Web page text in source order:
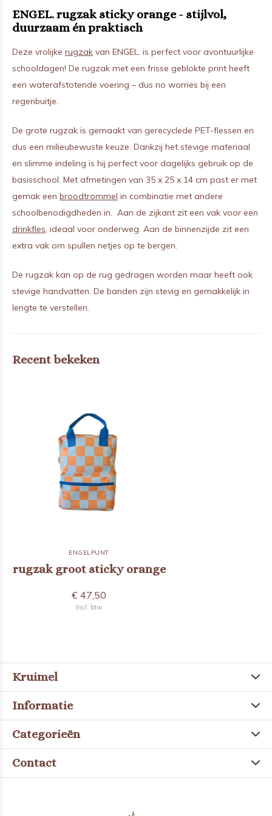
ENGEL. rugzak sticky orange - stijlvol,
duurzaam én praktisch
Deze vrolijke rugzak van ENGEL. is perfect voor avontuurlijke
schooldagen! De rugzak met een frisse geblokte print heeft
een waterafstotende voering – dus no worries bij een
regenbuitje.
De grote rugzak is gemaakt van gerecyclede PET-flessen en
dus een milieubewuste keuze. Dankzij het stevige materiaal
en slimme indeling is hij perfect voor dagelijks gebruik op de
basisschool. Met afmetingen van 35 x 25 x 14 cm past er met
gemak een broodtrommel in combinatie met andere
schoolbenodigdheden in. Aan de zijkant zit een vak voor een
drinkfles, ideaal voor onderweg. Aan de binnenzijde zit een
extra vak om spullen netjes op te bergen.
De rugzak kan op de rug gedragen worden maar heeft ook
stevige handvatten. De banden zijn stevig en gemakkelijk in
lengte te verstellen.
Recent bekeken
ENGELPUNT
rugzak groot sticky orange
€ 47,50
Incl. btw
Kruimel
Informatie
Categorieën
Contact